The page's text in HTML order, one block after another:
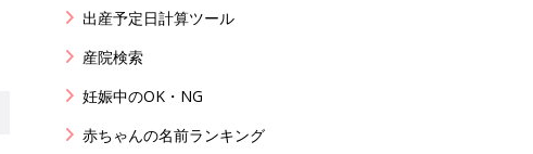
出産予定日計算ツール
産院検索
妊娠中のOK・NG
赤ちゃんの名前ランキング